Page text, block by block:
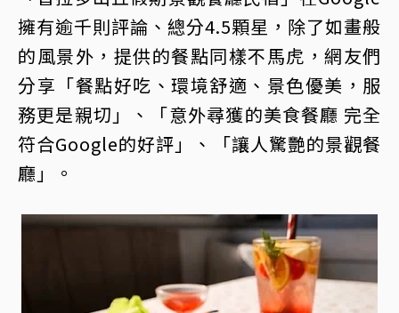
擁有逾千則評論、總分4.5顆星，除了如畫般
的風景外，提供的餐點同樣不馬虎，網友們
分享「餐點好吃、環境舒適、景色優美，服
務更是親切」、「意外尋獲的美食餐廳 完全
符合Google的好評」、「讓人驚艷的景觀餐
廳」。